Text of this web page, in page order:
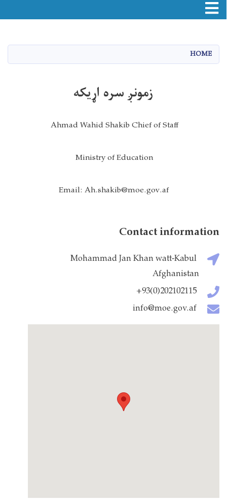
Toggle navigation
HOME
زمونږ سره اړیکه
Ahmad Wahid Shakib Chief of Staff
Ministry of Education
Email: Ah.shakib@moe.gov.af
Contact information
Mohammad Jan Khan watt-Kabul
Afghanistan
202102115(0)93+
info@moe.gov.af